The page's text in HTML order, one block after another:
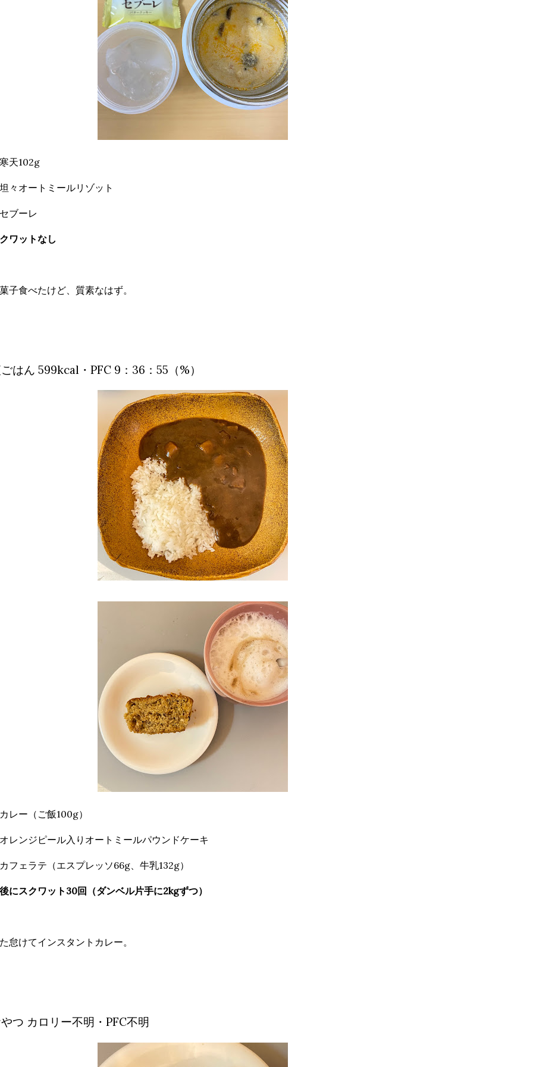
天102g
々オートミールリゾット
ブーレ
ワットなし
子食べたけど、質素なはず。
はん 599kcal・PFC 9：36：55（%）
レー（ご飯100g）
レンジピール入りオートミールパウンドケーキ
フェラテ（エスプレッソ66g、牛乳132g）
にスクワット30回（ダンベル片手に2kgずつ）
怠けてインスタントカレー。
つ カロリー不明・PFC不明